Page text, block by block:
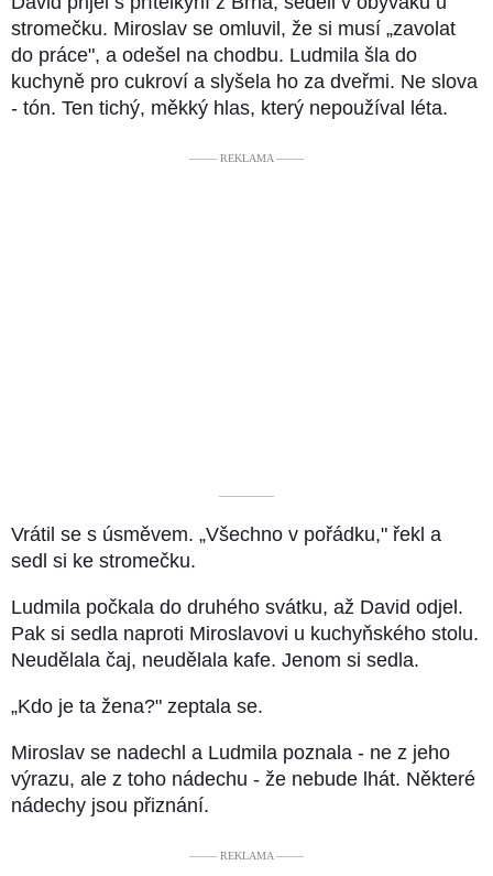
stromečku. Miroslav se omluvil, že si musí „zavolat
do práce", a odešel na chodbu. Ludmila šla do
kuchyně pro cukroví a slyšela ho za dveřmi. Ne slova
- tón. Ten tichý, měkký hlas, který nepoužíval léta.
––––– REKLAMA –––––
––––––––––
Vrátil se s úsměvem. „Všechno v pořádku," řekl a
sedl si ke stromečku.
Ludmila počkala do druhého svátku, až David odjel.
Pak si sedla naproti Miroslavovi u kuchyňského stolu.
Neudělala čaj, neudělala kafe. Jenom si sedla.
„Kdo je ta žena?" zeptala se.
Miroslav se nadechl a Ludmila poznala - ne z jeho
výrazu, ale z toho nádechu - že nebude lhát. Některé
nádechy jsou přiznání.
––––– REKLAMA –––––